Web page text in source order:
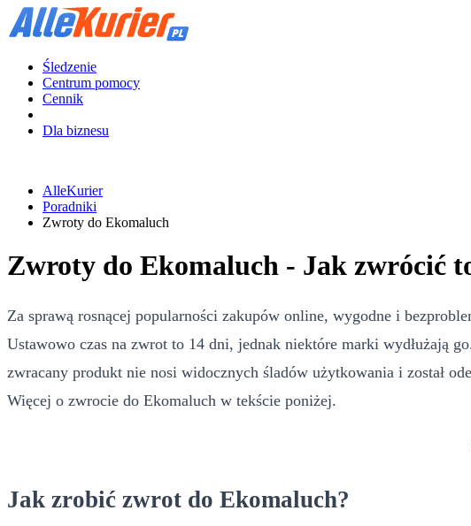
Śledzenie
Centrum pomocy
Cennik
Dla biznesu
AlleKurier
Poradniki
Zwroty do Ekomaluch
Zwroty do Ekomaluch - Jak zwrócić
Za sprawą rosnącej popularności zakupów online, wygodne i
Ustawowo czas na zwrot to 14 dni, jednak niektóre marki wydłużają
zwracany produkt nie nosi widocznych śladów użytkowania i został
Więcej o zwrocie do Ekomaluch w tekście poniżej.
Jak zrobić zwrot do Ekomaluch?